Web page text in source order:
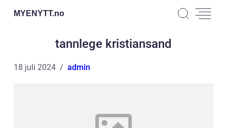
MYENYTT.no
tannlege kristiansand
18 juli 2024 admin